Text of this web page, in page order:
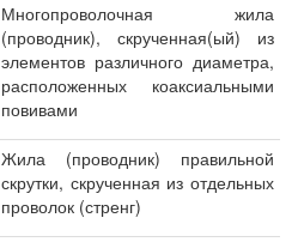
Многопроволочная жила
(проводник), скрученная(ый) из
элементов различного диаметра,
расположенных коаксиальными
повивами
Жила (проводник) правильной
скрутки, скрученная из отдельных
проволок (стренг)